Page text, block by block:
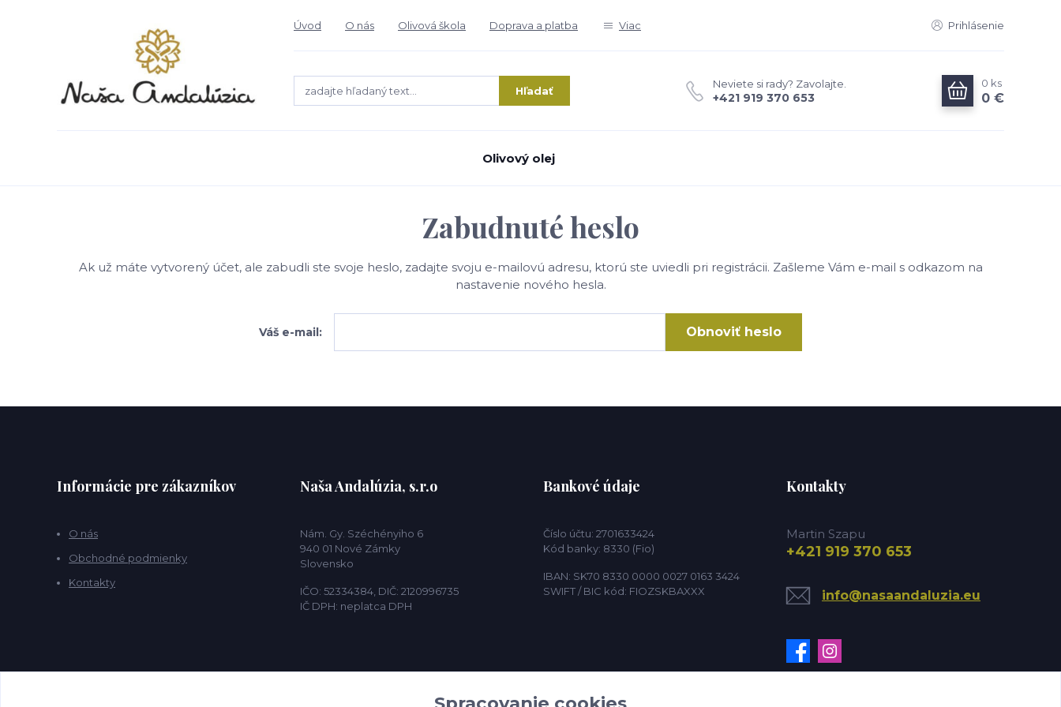
Úvod O nás Olivová škola Doprava a platba Viac Prihlásenie
Hľadať
Neviete si rady? Zavolajte.
+421 919 370 653
0 ks
0 €
Olivový olej
Zabudnuté heslo
Ak už máte vytvorený účet, ale zabudli ste svoje heslo, zadajte svoju e-mailovú adresu, ktorú ste uviedli pri registrácii. Zašleme Vám e-mail s odkazom na
nastavenie nového hesla.
Váš e-mail: Obnoviť heslo
Informácie pre zákazníkov
O nás
Obchodné podmienky
Kontakty
Naša Andalúzia, s.r.o
Nám. Gy. Széchényiho 6
940 01 Nové Zámky
Slovensko
IČO: 52334384, DIČ: 2120996735
IČ DPH: neplatca DPH
Bankové údaje
Číslo účtu: 2701633424
Kód banky: 8330 (Fio)
IBAN: SK70 8330 0000 0027 0163 3424
SWIFT / BIC kód: FIOZSKBAXXX
Kontakty
Martin Szapu
+421 919 370 653
info@nasaandaluzia.eu